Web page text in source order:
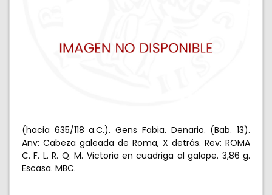
(hacia 635/118 a.C.). Gens Fabia. Denario. (Bab. 13).
Anv: Cabeza galeada de Roma, X detrás. Rev: ROMA
C. F. L. R. Q. M. Victoria en cuadriga al galope. 3,86 g.
Escasa. MBC.